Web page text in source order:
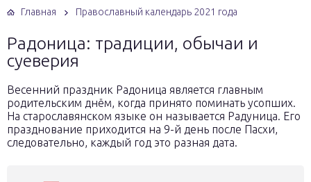
Главная Православный календарь 2021 года
Радоница: традиции, обычаи и
суеверия
Весенний праздник Радоница является главным
родительским днём, когда принято поминать усопших.
На старославянском языке он называется Радуница. Его
празднование приходится на 9-й день после Пасхи,
следовательно, каждый год это разная дата.